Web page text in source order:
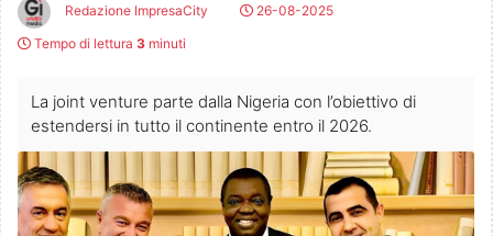
Redazione ImpresaCity
26-08-2025
Tempo di lettura 3 minuti
La joint venture parte dalla Nigeria con l’obiettivo di
estendersi in tutto il continente entro il 2026.